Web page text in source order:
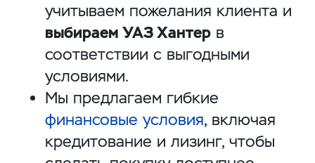
учитываем пожелания клиента и
выбираем УАЗ Хантерв
соответствии с выгодными
условиями.
Мы предлагаем гибкие
финансовые условия, включая
кредитование и лизинг, чтобы